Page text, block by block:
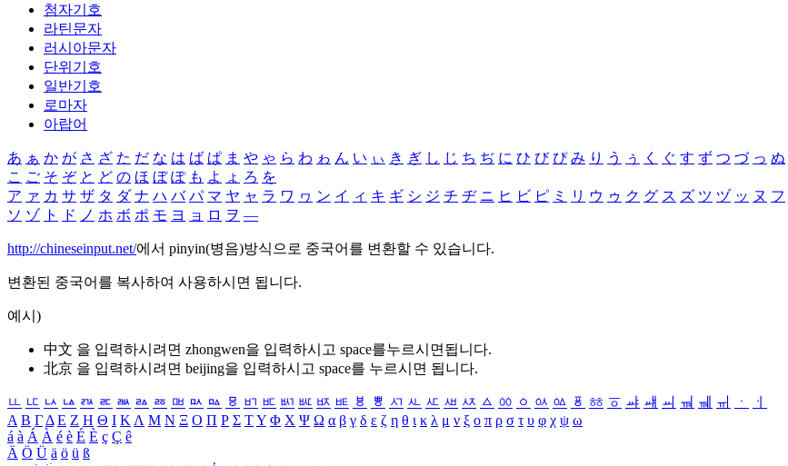
첨자기호
라틴문자
러시아문자
단위기호
일반기호
로마자
아랍어
あ ぁ か が さ ざ た だ な は ば ぱ ま や ゃ ら わ ゎ ん い ぃ き ぎ し じ ち ぢ に ひ び ぴ み り う ぅ く ぐ す ず つ づ っ ぬ
こ ご そ ぞ と ど の ほ ぼ ぽ も よ ょ ろ を
ア ァ カ サ ザ タ ダ ナ ハ バ パ マ ヤ ャ ラ ワ ヮ ン イ ィ キ ギ シ ジ チ ヂ ニ ヒ ビ ピ ミ リ ウ ゥ ク グ ス ズ ツ ヅ ッ ヌ フ
ソ ゾ ト ド ノ ホ ボ ポ モ ヨ ョ ロ ヲ ―
http://chineseinput.net/에서 pinyin(병음)방식으로 중국어를 변환할 수 있습니다.
변환된 중국어를 복사하여 사용하시면 됩니다.
예시)
中文 을 입력하시려면 zhongwen을 입력하시고 space를누르시면됩니다.
北京 을 입력하시려면 beijing을 입력하시고 space를 누르시면 됩니다.
ㅥ ㅦ ㅧ ㅨ ㅩ ㅪ ㅫ ㅬ ㅭ ㅮ ㅯ ㅰ ㅱ ㅲ ㅳ ㅴ ㅵ ㅶ ㅷ ㅸ ㅹ ㅺ ㅻ ㅼ ㅽ ㅾ ㅿ ㆀ ㆁ ㆂ ㆃ ㆄ ㆅ ㆆ ㆇ ㆈ ㆉ ㆊ ㆋ ㆌ ㆍ
ㆎ
Α Β ΓΔ Ε Ζ Η Θ Ι ΚΛ Μ Ν Ξ Ο Π Ρ Σ ΤΥ Φ Χ Ψ Ω α β γ δ ε ζ η θ ι κ λ μ ν ξ ο π ρ σ τ υ φ χ ψ ω
á à Á À é è É È ç Ç ê
Ä Ö Ü ä ö ü ß